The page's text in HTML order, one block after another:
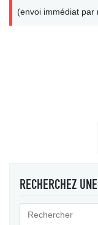
(envoi immédiat par
RECHERCHEZ